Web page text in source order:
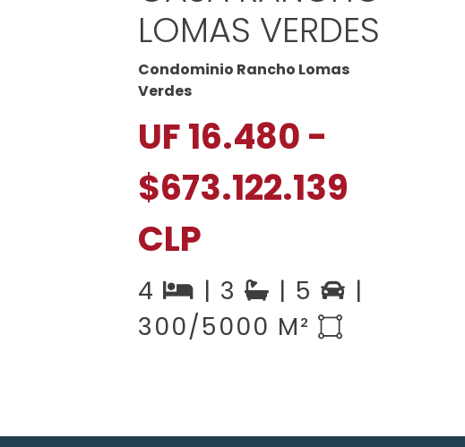
LOMAS VERDES
Condominio Rancho Lomas
Verdes
UF 16.480 -
$673.122.139
CLP
4 | 3 | 5
|
300/5000 M²